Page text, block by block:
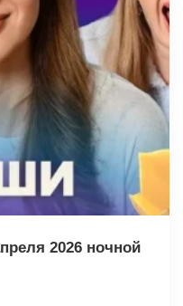
2026 ночной